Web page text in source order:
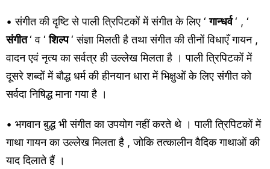
• संगीत की दृष्टि से पाली त्रिपिटकों में संगीत के लिए ‘गान्धर्व‘ , ‘
संगीत‘ व ‘शिल्प‘ संज्ञा मिलती है तथा संगीत की तीनों विधाएँ गायन ,
वादन एवं नृत्य का सर्वत्र ही उल्लेख मिलता है । पाली त्रिपिटकों में
दूसरे शब्दों में बौद्ध धर्म की हीनयान धारा में भिक्षुओं के लिए संगीत को
सर्वदा निषिद्ध माना गया है ।
• भगवान बुद्ध भी संगीत का उपयोग नहीं करते थे । पाली त्रिपिटकों में
गाथा गायन का उल्लेख मिलता है , जोकि तत्कालीन वैदिक गाथाओं की
याद दिलाते हैं ।